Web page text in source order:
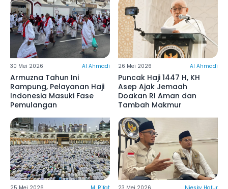
30 Mei 2026 Al Ahmadi
Armuzna Tahun Ini
Rampung, Pelayanan Haji
Indonesia Masuki Fase
Pemulangan
26 Mei 2026 Al Ahmadi
Puncak Haji 1447 H, KH
Asep Ajak Jemaah
Doakan RI Aman dan
Tambah Makmur